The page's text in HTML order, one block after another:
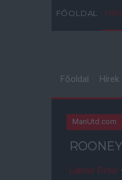
FŐOLDAL
Főoldal Hírek
ManUtd.com
Lakner Péter